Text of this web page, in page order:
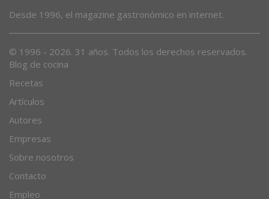
Desde 1996, el magazine gastronómico en internet.
© 1996 - 2026. 31 años. Todos los derechos reservados.
Blog de cocina
Recetas
Artículos
Autores
Empresas
Sobre nosotros
Contacto
Empleo